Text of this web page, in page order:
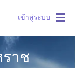
เข้าสู่ระบบ
าช